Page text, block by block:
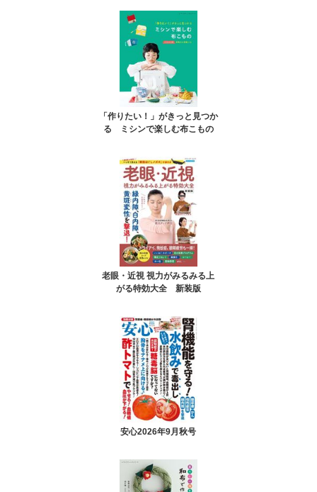
「作りたい！」がきっと見つか
る ミシンで楽しむ布こもの
老眼・近視 視力がみるみる上
がる特効大全 新装版
安心2026年9月秋号